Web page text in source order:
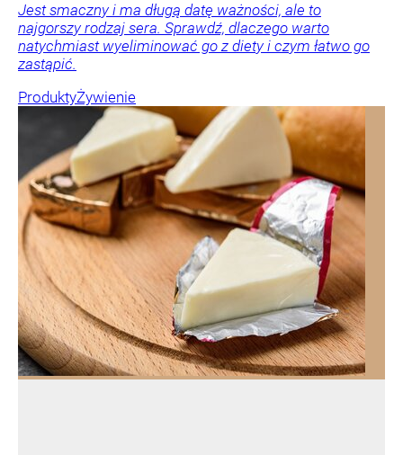
Jest smaczny i ma długą datę ważności, ale to
najgorszy rodzaj sera. Sprawdź, dlaczego warto
natychmiast wyeliminować go z diety i czym łatwo go
zastąpić.
ProduktyŻywienie